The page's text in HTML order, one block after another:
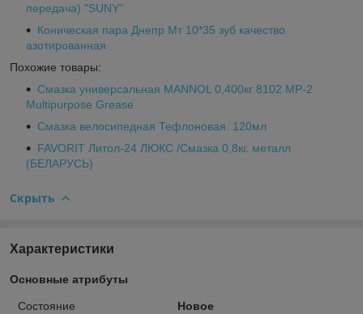
передача) "SUNY"
Коническая пара Днепр Мт 10*35 зуб качество
азотированная
Похожие товары:
Смазка универсальная MANNOL 0,400кг 8102 MP-2
Multipurpose Grease
Смазка велосипедная Тефлоновая. 120мл
FAVORIT Литол-24 ЛЮКС /Смазка 0,8кг. металл
(БЕЛАРУСЬ)
Скрыть
Характеристики
Основные атрибуты
Состояние Новое